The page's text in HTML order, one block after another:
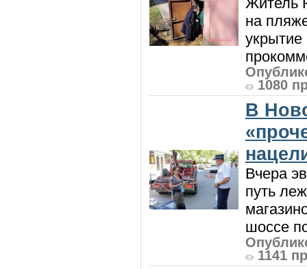
на
1080
В
Вчера
путь
шоссе
1141